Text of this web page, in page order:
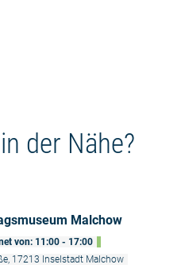
der Nähe?
Malchow
von: 11:00 - 17:00
17213 Inselstadt Malchow